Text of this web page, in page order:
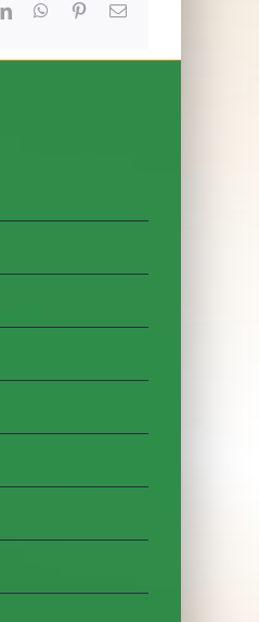
LinkedInWhatsApp
Pinterest
E-